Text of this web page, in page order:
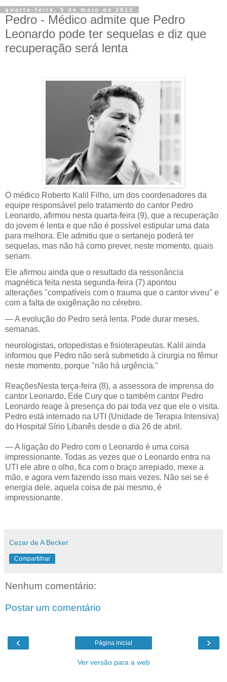
quarta-feira, 9 de maio de 2012
Pedro - Médico admite que Pedro
Leonardo pode ter sequelas e diz que
recuperação será lenta
O médico Roberto Kalil Filho, um dos coordenadores da
equipe responsável pelo tratamento do cantor Pedro
Leonardo, afirmou nesta quarta-feira (9), que a recuperação
do jovem é lenta e que não é possível estipular uma data
para melhora. Ele admitiu que o sertanejo poderá ter
sequelas, mas não há como prever, neste momento, quais
seriam.
Ele afirmou ainda que o resultado da ressonância
magnética feita nesta segunda-feira (7) apontou
alterações "compatíveis com o trauma que o cantor viveu" e
com a falta de oxigênação no cérebro.
— A evolução do Pedro será lenta. Pode durar meses,
semanas.
neurologistas, ortopedistas e fisioterapeutas. Kalil ainda
informou que Pedro não será submetido à cirurgia no fêmur
neste momento, porque "não há urgência."
ReaçõesNesta terça-feira (8), a assessora de imprensa do
cantor Leonardo, Ede Cury que o também cantor Pedro
Leonardo reage à presença do pai toda vez que ele o visita.
Pedro está internado na UTI (Unidade de Terapia Intensiva)
do Hospital Sírio Libanês desde o dia 26 de abril.
— A ligação do Pedro com o Leonardo é uma coisa
impressionante. Todas as vezes que o Leonardo entra na
UTI ele abre o olho, fica com o braço arrepiado, mexe a
mão, e agora vem fazendo isso mais vezes. Não sei se é
energia dele, aquela coisa de pai mesmo, é
impressionante.
Cezar de A Becker
Compartilhar
Nenhum comentário:
Postar um comentário
‹ ›
Página inicial
Ver versão para a web